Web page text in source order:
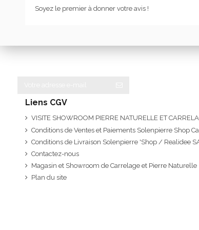
Soyez le premier à donner votre avis !
Liens CGV
VISITE SHOWROOM PIERRE NATURELLE ET
Conditions de Ventes et Paiements Solenpierre Shop
Conditions de Livraison Solenpierre 'Shop / Realidee
Contactez-nous
Magasin et Showroom de Carrelage et Pierre Naturelle
Plan du site